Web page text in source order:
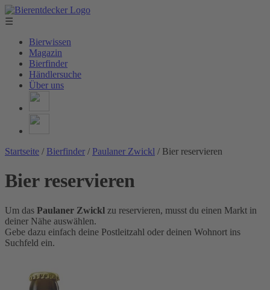
☰
Bierwissen
Magazin
Bierfinder
Händlersuche
Über uns
Startseite / Bierfinder / Paulaner Zwickl / Bier reservieren
Bier reservieren
Um das Paulaner Zwickl zu reservieren, musst du einen Markt in
deiner Nähe auswählen.
Gebe dazu einfach deine Postleitzahl oder deinen Wohnort ins
Suchfeld ein.